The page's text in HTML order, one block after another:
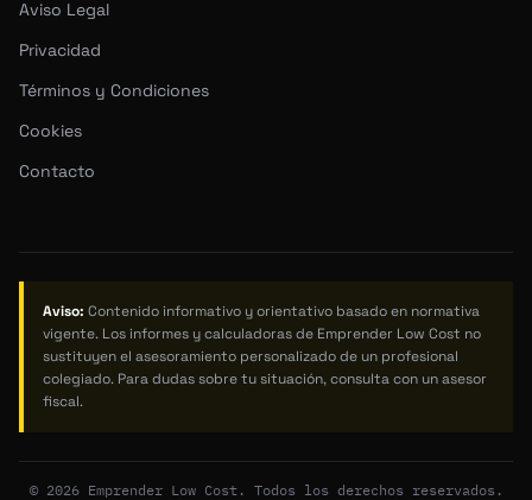
Aviso Legal
Privacidad
Términos y Condiciones
Cookies
Contacto
Aviso: Contenido informativo y orientativo basado en normativa
vigente. Los informes y calculadoras de Emprender Low Cost no
sustituyen el asesoramiento personalizado de un profesional
colegiado. Para dudas sobre tu situación, consulta con un asesor
fiscal.
© 2026 Emprender Low Cost. Todos los derechos reservados.